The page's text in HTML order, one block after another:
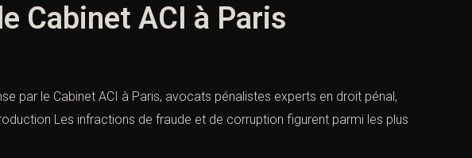
Cabinet ACI à Paris
par le Cabinet ACI à Paris, avocats pénalistes experts en droit pénal,
Les infractions de fraude et de corruption figurent parmi les plus